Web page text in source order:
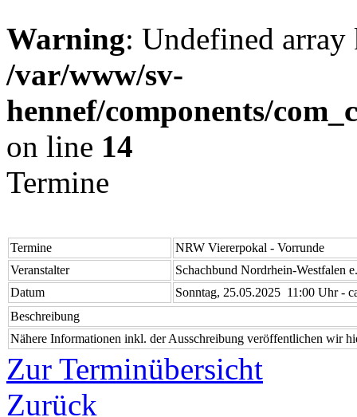
Warning: Undefined
/var/www/sv-
hennef/components/
on line 14
Termine
Termine
NRW Viererpokal - Vorrunde
Veranstalter
Schachbund Nordrhein-Westfalen
Datum
Sonntag, 25.05.2025 11:00 Uhr -
Beschreibung
Nähere Informationen inkl. der Ausschreibung veröffentlichen wir
Zur Terminübersicht
Zurück